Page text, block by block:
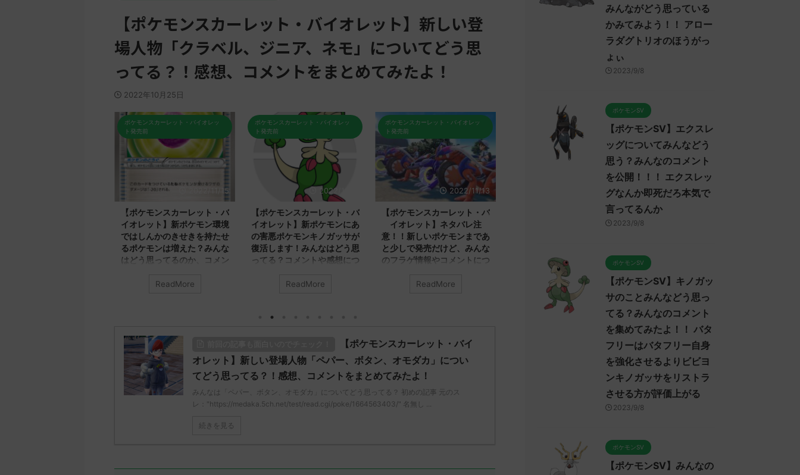
【ポケモンスカーレット・バイオレット】新しい登
場人物「クラベル、ジニア、ネモ」についてどう思
ってる？！感想、コメントをまとめてみたよ！
2022年10月25日
ポケモンスカーレット・バイオレッ
2022/11/15
【ポケモンスカーレット・バ
イオレット】新ポケモン環境
ではしんかのきせきを持たせ
るポケモンは増えた？みんな
はどう思ってるのか、コメン
レ："https://medaka.5ch.net/test
/read.cgi/poke/1668141677/" 反応
される人さん707 707 名無しさ
ん、君に決めた！ (ﾎﾟｷｯｰW 4110-
17:21:14.92ID:qI31lxQT01111>>73
ポケモンスカーレット・バイオレッ
【ポケモンスカーレット・バ
イオレット】新ポケモンにあ
の害悪ポケモンキノガッサが
復活します！みんなはどう思
ってる？コメントや感想につ
みんなは「キノガッサ」について
/read.cgi/poke/1668091010/" 名無
決めた！ (ﾜｯﾁｮｲW d2cf-g68G)
2022/11/11(金)
01:22:35.78ID:gOuimzls0 麻痺弱
体化wっぱキノガッサさんだよね
名無しさん679 679 名無しさん、
+Mc2) 2022/11/11(金) 01:4 ...
ポケモンスカーレット・バイオレッ
2022/11/13
【ポケモンスカーレット・バ
イオレット】ネタバレ注
意！！新しいポケモンまであ
と少しで発売だけど、みんな
のフラゲ情報やコメントにつ
みんなは「ポケモン新作のフラゲ
応される人さん238 238 名無しさ
ん、君に決めた！ (ﾜｯﾁｮｲW 693c-
8fVg) 2022/11/10(木)
16:32:20.95ID:kBvc95pc0>>271
ハルクジラは4.5mあって 上から
のアングルは大きく見えるのに横
ポケモンスカーレット・バイオレッ
【ポケモンスカーレット・バ
イオレット】「ジニア先生」
についてみんなどう思って
る？コメントや感想、考察を
集めたよ！
どう思ってる？ 初めの記事 元の
に決めた！ (ｱｳｱｳｳｰ Sacd-DNqj)
2022/11/07(月)
590 590 名無しさん、君に決め
ポケモンスカーレット・バイオレッ
ト発売前
2022/11/11
【ポケモンスカーレット・バ
イオレット】イベントテラレ
ントや感想、考察を集めた
よ！
みんなは「イベントテラレイドバ
トルのイベント」についてどう思
ってる？ 初めの記事 元のス
/read.cgi/poke/1667704966/" 反
応される人さん296 296 名無しさ
ん、君に決めた！ (ﾜｯﾁｮｲW d5cf-
23:17:14.67ID:BaCNESpx0>>311
goイベントでコイン簡単に集めら
れるとかじゃないと進化キツイぞ
ReadMore
ト発売前
ついてどう思ってる？ 初めの
元のス
レ："https://medaka.5ch.net/
無しさん862 862 名無しさん、
に決めた！ (ﾜｯﾁｮｲW 1210-
2022/11/08(火)
リザードンってサトシが求めて
やつやん 名無しさん902 902 名
【ポケモンスカーレット・バイ
オレット】新しい登場人物「ペパー、ボタン、オモダカ」につい
てどう思ってる？！感想、コメントをまとめてみたよ！
みんなは「ペパー、ボタン、オモダカ」についてどう思ってる？ 初めの記事 元のス
レ："https://medaka.5ch.net/test/read.cgi/poke/1664563403/" 名無し ...
続きを見る
みんながどう思っている
かみてみよう！！ アロー
ラダグトリオのほうがっ
ょぃ
2023/9/8
ポケモンSV
【ポケモンSV】エクスレ
ッグについてみんなどう
思う？みんなのコメント
を公開！！！ エクスレッ
グなんか即死だろ本気で
言ってるんか
2023/9/8
ポケモンSV
【ポケモンSV】キノガッ
サのことみんなどう思っ
てる？みんなのコメント
を集めてみたよ！！ バタ
フリーはバタフリー自身
を強化させるよりビビヨ
ンキノガッサをリストラ
させる方が評価上がる
2023/9/8
ポケモンSV
【ポケモンSV】みんなの